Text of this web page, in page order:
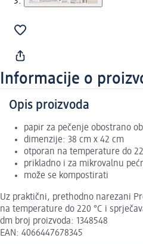
Informacije o
Opis proizvoda
papir za pečenje obostrano
dimenzije: 38 cm x 42 cm
otporan na temperature do
prikladno i za mikrovalnu
može se kompostirati
Uz praktični, prethodno narezani
na temperature do 220 °C i
dm broj proizvoda: 1348548
EAN: 4066447678345